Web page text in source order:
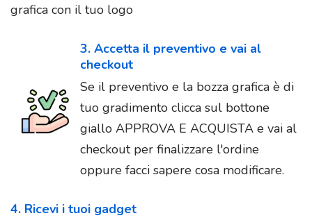
grafica con il tuo logo
3. Accetta il preventivo e vai al
checkout
Se il preventivo e la bozza grafica è di
tuo gradimento clicca sul bottone
giallo APPROVA E ACQUISTA e vai al
checkout per finalizzare l'ordine
oppure facci sapere cosa modificare.
4. Ricevi i tuoi gadget